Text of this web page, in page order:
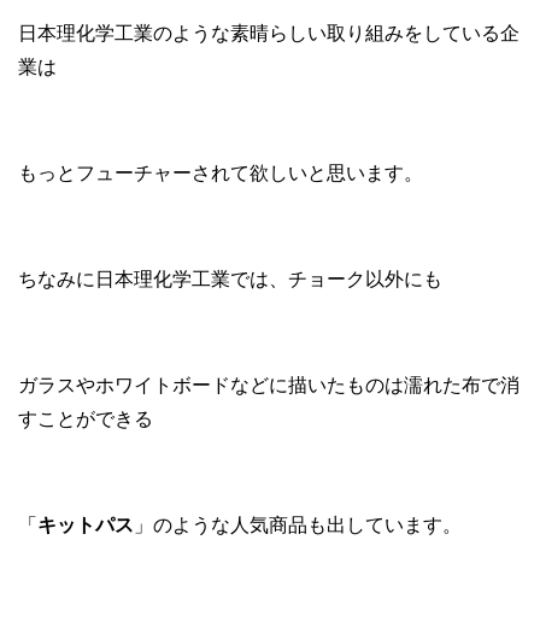
日本理化学工業のような素晴らしい取り組みをしている企
業は
もっとフューチャーされて欲しいと思います。
ちなみに日本理化学工業では、チョーク以外にも
ガラスやホワイトボードなどに描いたものは濡れた布で消
すことができる
「 キットパス 」のような人気商品も出しています。